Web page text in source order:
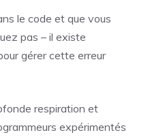
le code et que vous
pas – il existe
gérer cette erreur
respiration et
expérimentés